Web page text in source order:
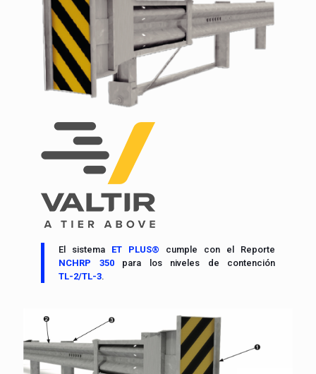
El sistema ET PLUS® cumple con el Reporte
NCHRP 350para los niveles de contención
TL-2/TL-3.